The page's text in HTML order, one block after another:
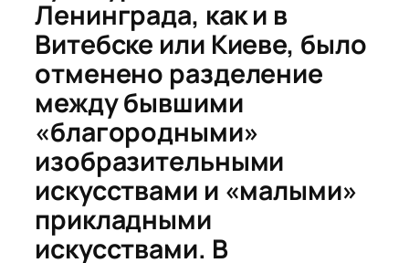
Ленинграда, как и в
Витебске или Киеве, было
отменено разделение
между бывшими
«благородными»
изобразительными
искусствами и «малыми»
прикладными
искусствами. В